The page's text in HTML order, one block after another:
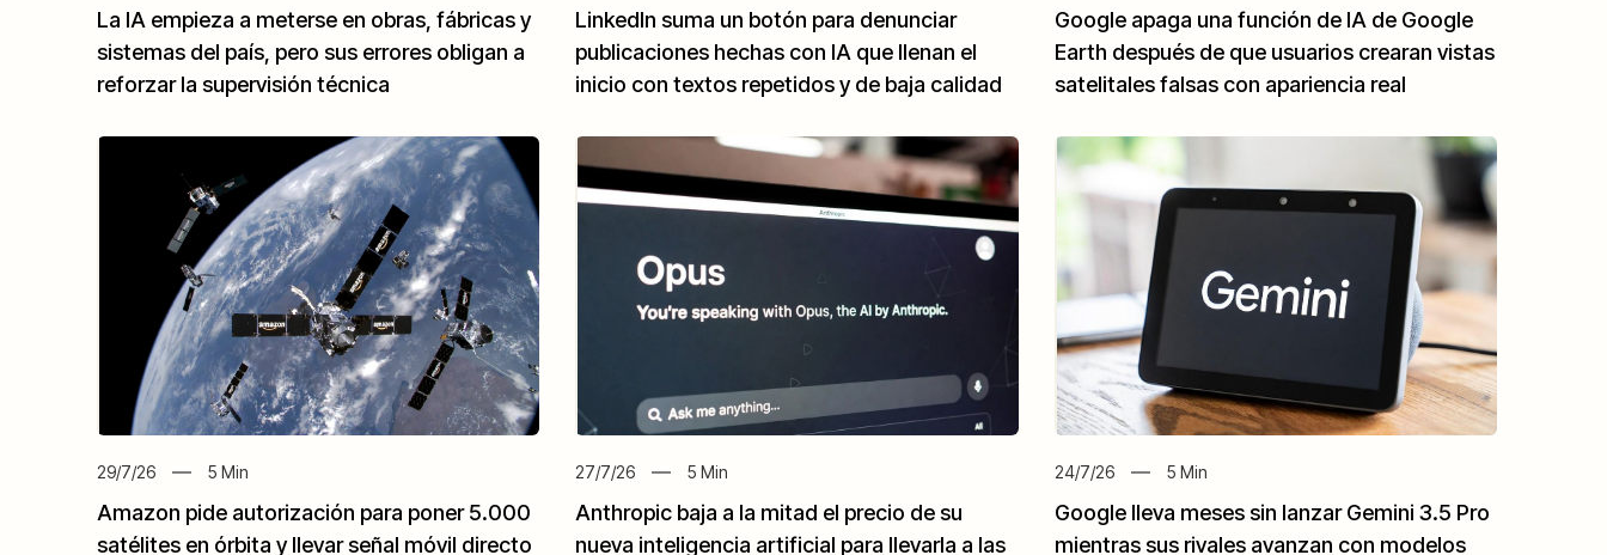
La IA empieza a meterse en obras, fábricas y
sistemas del país, pero sus errores obligan a
reforzar la supervisión técnica
LinkedIn suma un botón para denunciar
publicaciones hechas con IA que llenan el
inicio con textos repetidos y de baja calidad
Google apaga una función de IA de Google
Earth después de que usuarios crearan vistas
satelitales falsas con apariencia real
29/7/26 5 Min
Amazon pide autorización para poner 5.000
satélites en órbita y llevar señal móvil directo
27/7/26 5 Min
Anthropic baja a la mitad el precio de su
nueva inteligencia artificial para llevarla a las
24/7/26 5 Min
Google lleva meses sin lanzar Gemini 3.5 Pro
mientras sus rivales avanzan con modelos